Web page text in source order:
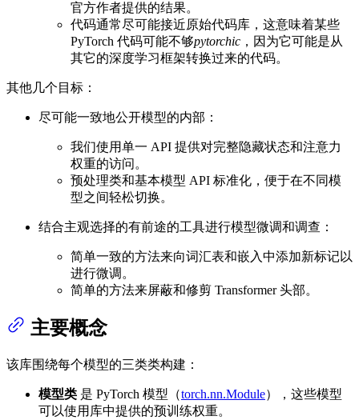
官方作者提供的结果。
代码通常尽可能接近原始代码库，这意味着某些
PyTorch 代码可能不够pytorchic ，因为它可能是从
其它的深度学习框架转换过来的代码。
其他几个目标：
尽可能一致地公开模型的内部：
我们使用单一 API 提供对完整隐藏状态和注意力
权重的访问。
预处理类和基本模型 API 标准化，便于在不同模
型之间轻松切换。
结合主观选择的有前途的工具进行模型微调和调查：
简单一致的方法来向词汇表和嵌入中添加新标记以
进行微调。
简单的方法来屏蔽和修剪 Transformer 头部。
主要概念
该库围绕每个模型的三类类构建：
模型类 是 PyTorch 模型（torch.nn.Module），这些模型
可以使用库中提供的预训练权重。